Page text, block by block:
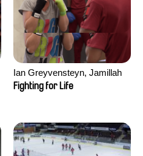
Ian Greyvensteyn, Jamillah
van der Hulst
Fighting for Life